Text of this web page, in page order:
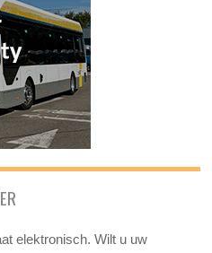
elektronisch. Wilt u uw